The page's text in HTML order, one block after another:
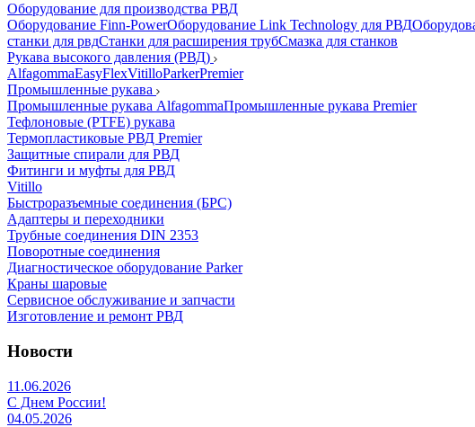
Оборудование для производства РВД
Оборудование Finn-PowerОборудование Link Technology для РВД
станки для рвдСтанки для расширения трубСмазка для станков
Рукава высокого давления (РВД)
AlfagommaEasyFlexVitilloParkerPremier
Промышленные рукава
Промышленные рукава AlfagommaПромышленные рукава Premier
Тефлоновые (PTFE) рукава
Термопластиковые РВД Premier
Защитные спирали для РВД
Фитинги и муфты для РВД
Vitillo
Быстроразъемные соединения (БРС)
Адаптеры и переходники
Трубные соединения DIN 2353
Поворотные соединения
Диагностическое оборудование Parker
Краны шаровые
Сервисное обслуживание и запчасти
Изготовление и ремонт РВД
Новости
11.06.2026
С Днем России!
04.05.2026